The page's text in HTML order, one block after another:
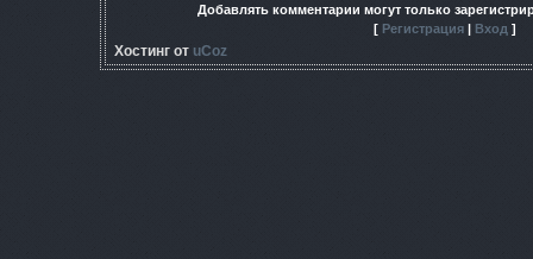
Добавлять комментарии могут только
[ Регистрация | Вход ]
Хостинг от uCoz